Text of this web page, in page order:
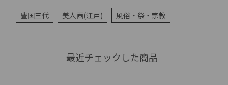
豊国三代 美人画(江戸) 風俗・祭・宗教
最近チェックした商品